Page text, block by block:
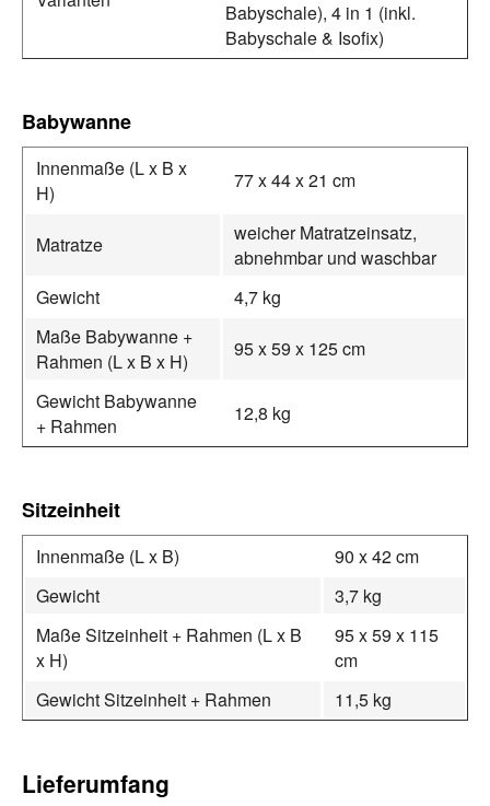
Babyschale), 4 in 1 (inkl.
Babyschale & Isofix)
Babywanne
Innenmaße (L x B x
H)
77 x 44 x 21 cm
Matratze
weicher Matratzeinsatz,
abnehmbar und waschbar
Gewicht
4,7 kg
Maße Babywanne +
Rahmen (L x B x H)
95 x 59 x 125 cm
Gewicht Babywanne
+ Rahmen
12,8 kg
Sitzeinheit
Innenmaße (L x B)
90 x 42 cm
Gewicht
3,7 kg
Maße Sitzeinheit + Rahmen (L x B
x H)
95 x 59 x 115
cm
Gewicht Sitzeinheit + Rahmen
11,5 kg
Lieferumfang